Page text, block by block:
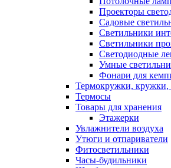
Проекторы
Садовые
Светильники
Светильники
Светодиодные
Умные
Фонари для
Термокружки, кружки,
Термосы
Товары для хранения
Этажерки
Увлажнители воздуха
Утюги и отпариватели
Фитосветильники
Часы-будильники